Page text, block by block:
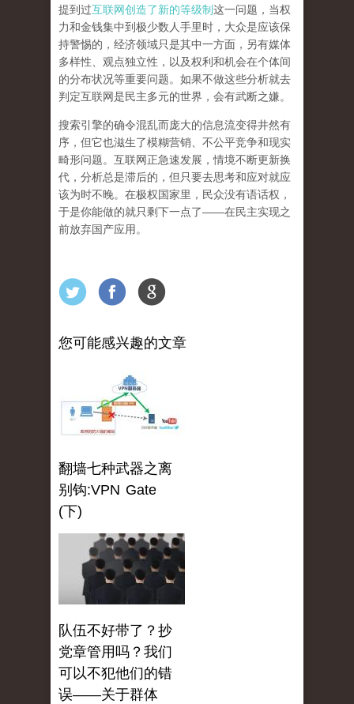
提到过互联网创造了新的等级制这一问题，当权
力和金钱集中到极少数人手里时，大众是应该保
持警惕的，经济领域只是其中一方面，另有媒体
多样性、观点独立性，以及权利和机会在个体间
的分布状况等重要问题。 如果不做这些分析就去
判定互联网是民主多元的世界，会有武断之嫌。
搜索引擎的确令混乱而庞大的信息流变得井然有
序，但它也滋生了模糊营销、不公平竞争和现实
畸形问题。互联网正急速发展，情境不断更新换
代，分析总是滞后的，但只要去思考和应对就应
该为时不晚。在极权国家里，民众没有语话权，
于是你能做的就只剩下一点了——在民主实现之
前放弃国产应用 。
您可能感兴趣的文章
翻墙七种武器之离
别钩:VPN Gate
(下)
队伍不好带了？抄
党章管用吗？我们
可以不犯他们的错
误——关于群体